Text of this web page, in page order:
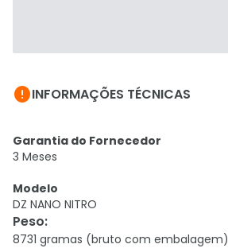
INFORMAÇÕES TÉCNICAS
Garantia do Fornecedor
3 Meses
Modelo
DZ NANO NITRO
Peso:
8731 gramas (bruto com embalagem)